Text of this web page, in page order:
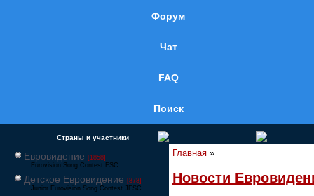
Форум
Чат
FAQ
Поиск
Страны и участники
Евровидение [1858]
Eurovision Song Contest ESC
Детское Евровидение [878]
Junior Eurovision Song Contest JESC
Главная »
Новости